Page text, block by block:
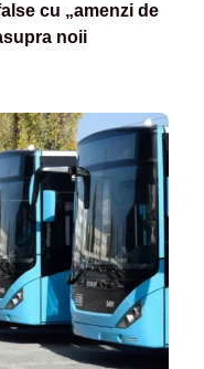
cu „amenzi de
noii